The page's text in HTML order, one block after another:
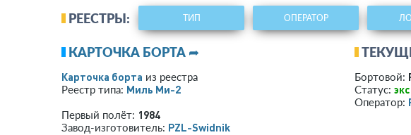
РЕЕСТРЫ: ТИП ОПЕРАТОР
КАРТОЧКА БОРТА ➦
Карточка борта из реестра
Реестр типа: Миль Ми-2
Первый полёт: 1984
Завод-изготовитель: PZL-Swidnik
Бортовой:
Статус:
Оператор: